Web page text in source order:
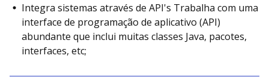
Integra sistemas através de API's Trabalha com uma
interface de programação de aplicativo (API)
abundante que inclui muitas classes Java, pacotes,
interfaces, etc;